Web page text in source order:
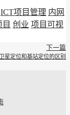
ICT项目管理 内网
创业 项目可视
下一篇
卫星定位和基站定位的区别